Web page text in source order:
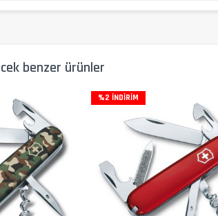
benzer ürünler
%2 İNDIRIM